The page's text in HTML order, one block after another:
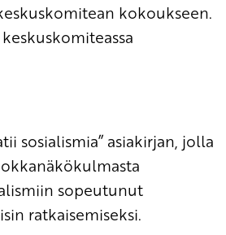
kokoukseen.
sosialismia” asiakirjan, jolla
sopeutunut
ratkaisemiseksi.